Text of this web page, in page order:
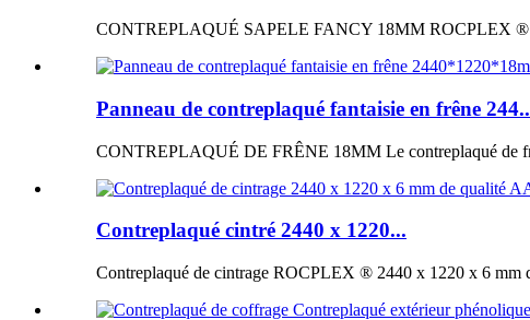
CONTREPLAQUÉ SAPELE FANCY 18MM ROCPLEX ®
Panneau de contreplaqué fantaisie en frêne
CONTREPLAQUÉ DE FRÊNE 18MM Le contreplaqué de
Contreplaqué cintré 2440 x 1220...
Contreplaqué de cintrage ROCPLEX ® 2440 x 1220 x 6 mm